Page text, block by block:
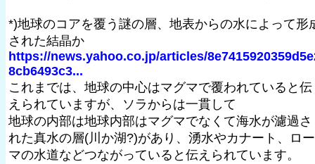
*)地球のコアを覆う謎の層、地表からの水によって形
された結晶か
https://news.yahoo.co.jp/articles/
8cb6493c3...
これまでは、地球の中心はマグマで覆われていると伝
えられていますが、ソラからは一貫して
地球の内部は地球内部はマグマでなくて海水が濾過さ
れた真水の層(川か湖?)があり、湧水やカナート、ロー
マの水道などつながっていると伝えられています。